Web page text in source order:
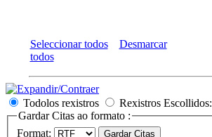
Seleccionar todos
Desmarcar
todos
Todolos rexistros
Rexistros Escollidos:
Gardar Citas ao formato :
Format: